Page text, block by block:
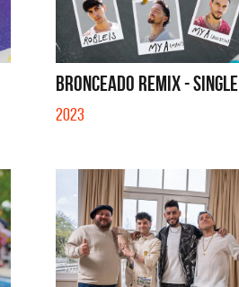
BRONCEADO REMIX - SINGLE
2023
Los Palmeras
YO SOY - SINGLE